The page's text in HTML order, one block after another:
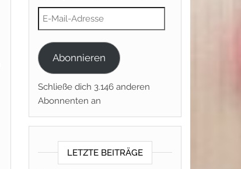
E-Mail-Adresse
Abonnieren
Schließe dich 3.146 anderen
Abonnenten an
LETZTE BEITRÄGE